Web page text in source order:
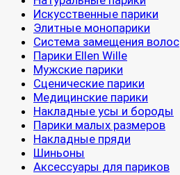
Искусственные парики
Элитные монопарики
Система замещения волос
Парики Ellen Wille
Мужские парики
Сценические парики
Медицинские парики
Накладные усы и бороды
Парики малых размеров
Накладные пряди
Шиньоны
Аксессуары для париков